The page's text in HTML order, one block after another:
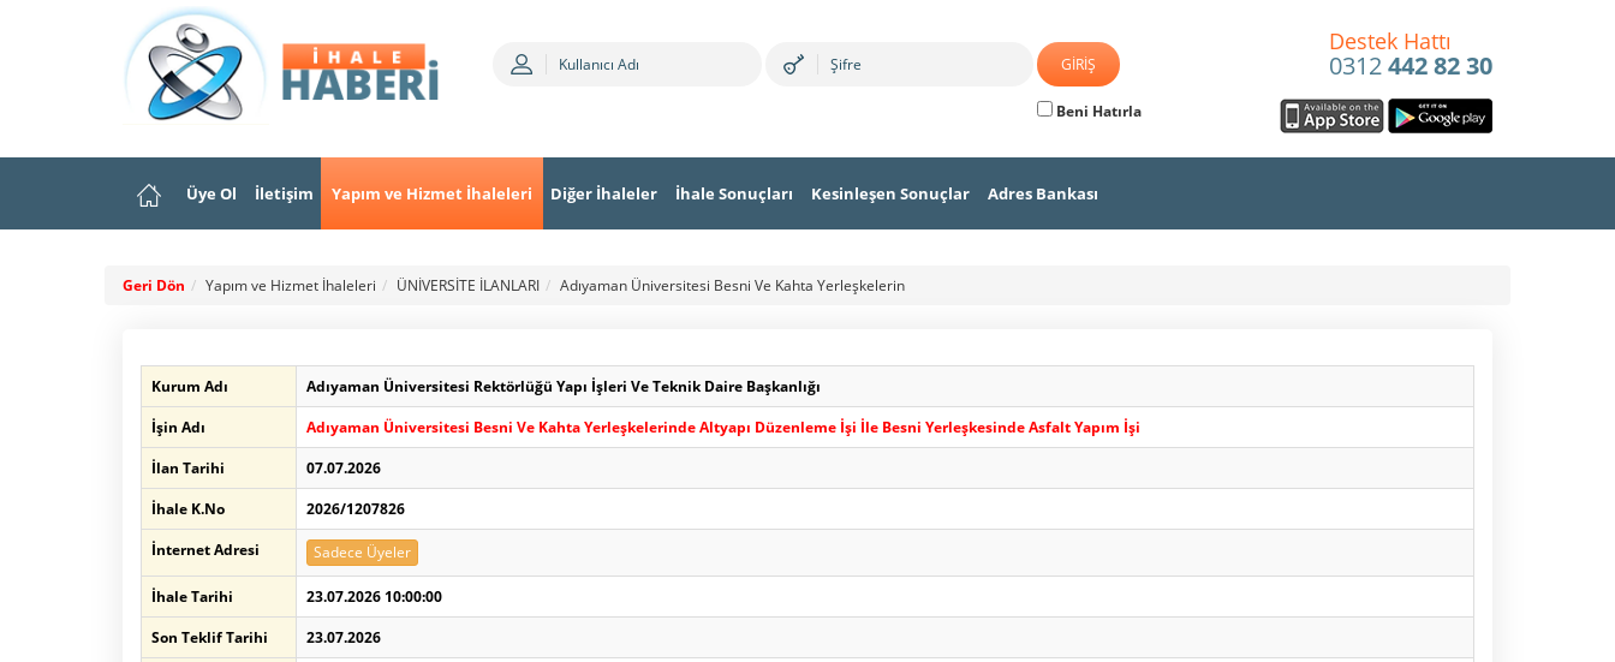
Beni Hatırla
Destek Hattı
0312442 82 30
Üye Ol İletişim Yapım ve Hizmet İhaleleri Diğer İhaleler İhale Sonuçları Kesinleşen Sonuçlar Adres Bankası
Geri Dön Yapım ve Hizmet İhaleleri ÜNİVERSİTE İLANLARI Adıyaman Üniversitesi Besni Ve Kahta Yerleşkelerin
Kurum Adı
Adıyaman Üniversitesi Rektörlüğü Yapı İşleri Ve Teknik Daire Başkanlığı
İşin Adı
Adıyaman Üniversitesi Besni Ve Kahta Yerleşkelerinde Altyapı Düzenleme İşi İle Besni Yerleşkesinde Asfalt Yapım İşi
İlan Tarihi
07.07.2026
İhale K.No
2026/1207826
İnternet Adresi
Sadece Üyeler
İhale Tarihi
23.07.2026 10:00:00
Son Teklif Tarihi
23.07.2026